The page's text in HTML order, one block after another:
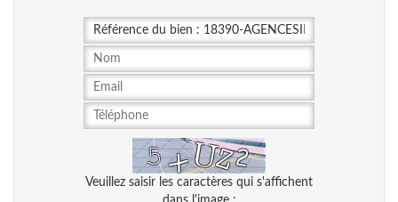
Veuillez saisir les caractères qui s'affichent